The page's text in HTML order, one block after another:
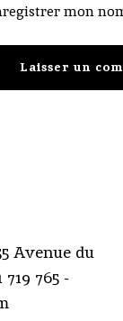
mon
Avenue du
765 -